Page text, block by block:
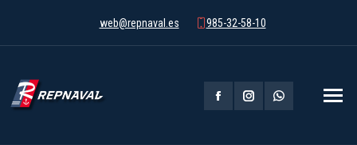
web@repnaval.es 985-32-58-10
FacebookInstagramWhatsapp